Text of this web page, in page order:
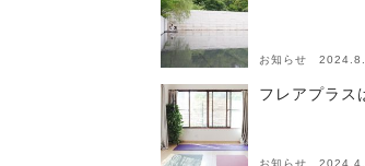
お知らせ
フレアプラス
お知らせ